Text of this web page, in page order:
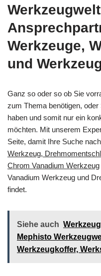
Werkzeuge,
und
Ganz so oder so ob Sie
zum Thema benötigen,
haben und somit nur ein
möchten. Mit unserem
Seite, damit Ihre Suche
Werkzeug,
Chrom Vanadium Werkzeug
Vanadium Werkzeug und
findet.
Siehe auch
Mephisto
Werkzeugkoffer,